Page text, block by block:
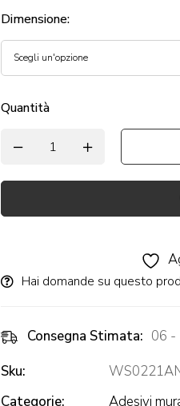
Dimensione:
Quantità
Hai domande su questo
Consegna Stimata: 06 -
Sku:
Categorie:
Adesivi